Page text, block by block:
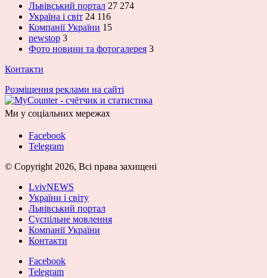
Львівський портал 27 274
Україна і світ 24 116
Компанії України 15
newstop 3
Фото новини та фотогалерея 3
Контакти
Розміщення реклами на сайті
Ми у соціальних мережах
Facebook
Telegram
© Copyright 2026, Всі права захищені
LvivNEWS
України і світу
Львівський портал
Суспільне мовлення
Компанії України
Контакти
Facebook
Telegram